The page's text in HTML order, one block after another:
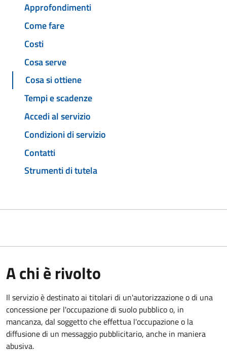
Approfondimenti
Come fare
Costi
Cosa serve
Cosa si ottiene
Tempi e scadenze
Accedi al servizio
Condizioni di servizio
Contatti
Strumenti di tutela
A chi è rivolto
Il servizio è destinato ai titolari di un'autorizzazione o di una
concessione per l'occupazione di suolo pubblico o, in
mancanza, dal soggetto che effettua l'occupazione o la
diffusione di un messaggio pubblicitario, anche in maniera
abusiva.